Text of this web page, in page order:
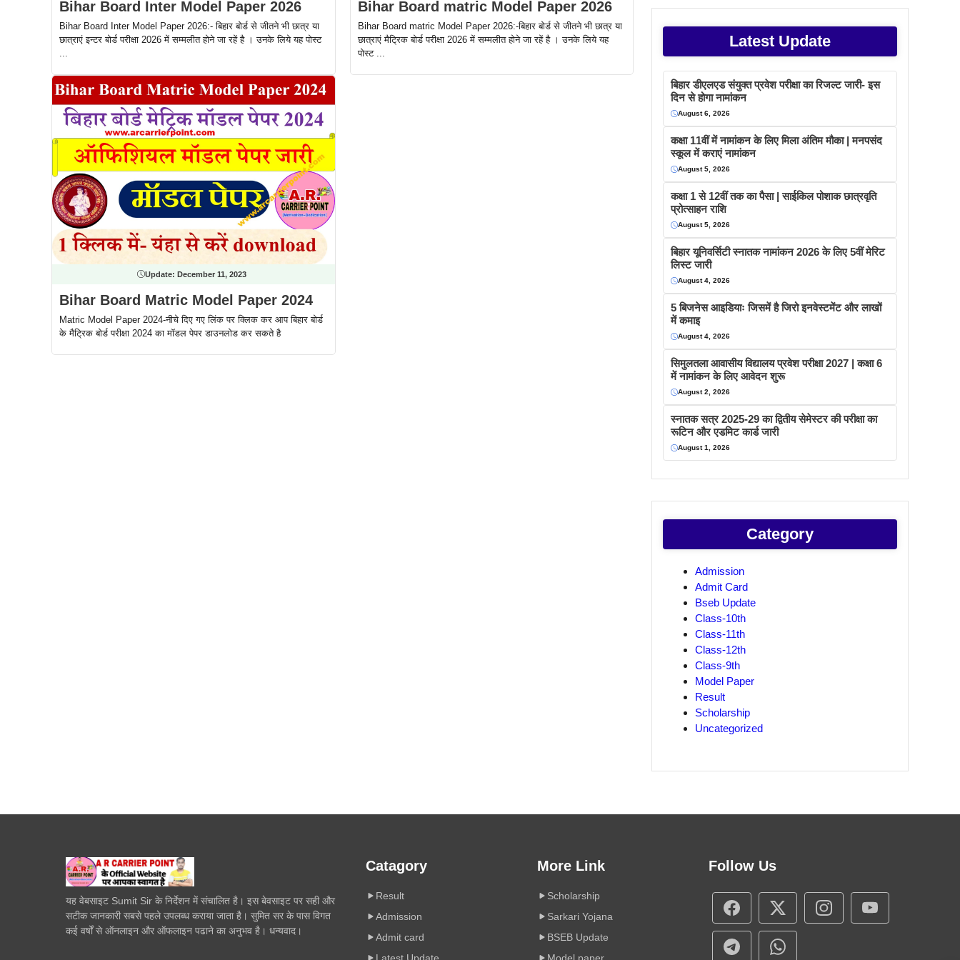
Bihar Board Inter Model Paper 2026
Bihar Board Inter Model Paper 2026:- बिहार बोर्ड से जीतने भी छात्र या
छात्राएं इन्टर बोर्ड परीक्षा 2026 में सम्मलीत होने जा रहें है । उनके लिये यह पोस्ट
...
Bihar Board matric Model Paper 2026
Bihar Board matric Model Paper 2026:-बिहार बोर्ड से जीतने भी छात्र या
छात्राएं मैट्रिक बोर्ड परीक्षा 2026 में सम्मलीत होने जा रहें है । उनके लिये यह
पोस्ट ...
Update: December 11, 2023
Bihar Board Matric Model Paper 2024
Matric Model Paper 2024-नीचे दिए गए लिंक पर क्लिक कर आप बिहार बोर्ड
के मैट्रिक बोर्ड परीक्षा 2024 का मॉडल पेपर डाउनलोड कर सकते है
Latest Update
बिहार डीएलएड संयुक्त प्रवेश परीक्षा का रिजल्ट जारी- इस
दिन से होगा नामांकन
August 6, 2026
कक्षा 11वीं में नामांकन के लिए मिला अंतिम मौका | मनपसंद
स्कूल में कराएं नामांकन
August 5, 2026
कक्षा 1 से 12वीं तक का पैसा | साईकिल पोशाक छात्रवृति
प्रोत्साहन राशि
August 5, 2026
बिहार यूनिवर्सिटी स्नातक नामांकन 2026 के लिए 5वीं मेरिट
लिस्ट जारी
August 4, 2026
5 बिजनेस आइडियाः जिसमें है जिरो इनवेस्टमेंट और लाखों
में कमाइ
August 4, 2026
सिमुलतला आवासीय विद्यालय प्रवेश परीक्षा 2027 | कक्षा 6
में नामांकन के लिए आवेदन शुरू
August 2, 2026
स्नातक सत्र 2025-29 का द्वितीय सेमेस्टर की परीक्षा का
रूटिन और एडमिट कार्ड जारी
August 1, 2026
Category
Admission
Admit Card
Bseb Update
Class-10th
Class-11th
Class-12th
Class-9th
Model Paper
Result
Scholarship
Uncategorized
यह वेबसाइट Sumit Sir के निर्देशन में संचालित है। इस बेवसाइट पर सही और
सटीक जानकारी सबसे पहले उपलब्ध कराया जाता है। सुमित सर के पास विगत
कई वर्षों से ऑनलाइन और ऑफलाइन पढाने का अनुभव है। धन्यवाद।
Catagory
Result
Admission
Admit card
Latest Update
More Link
Scholarship
Sarkari Yojana
BSEB Update
Model paper
Follow Us